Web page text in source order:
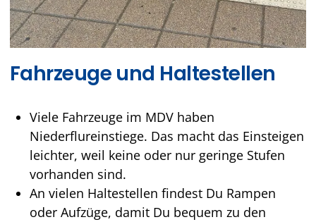
Fahrzeuge und Haltestellen
Viele Fahrzeuge im MDV haben
Niederflureinstiege. Das macht das Einsteigen
leichter, weil keine oder nur geringe Stufen
vorhanden sind.
An vielen Haltestellen findest Du Rampen
oder Aufzüge, damit Du bequem zu den